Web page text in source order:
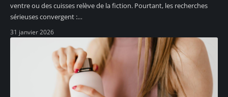
ventre ou des cuisses relève de la fiction. Pourtant, les recherches
sérieuses convergent :…
31 janvier 2026